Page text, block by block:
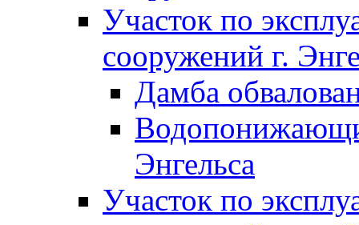
Участок по
сооружений г.
Дамба
Энгельса
Участок по